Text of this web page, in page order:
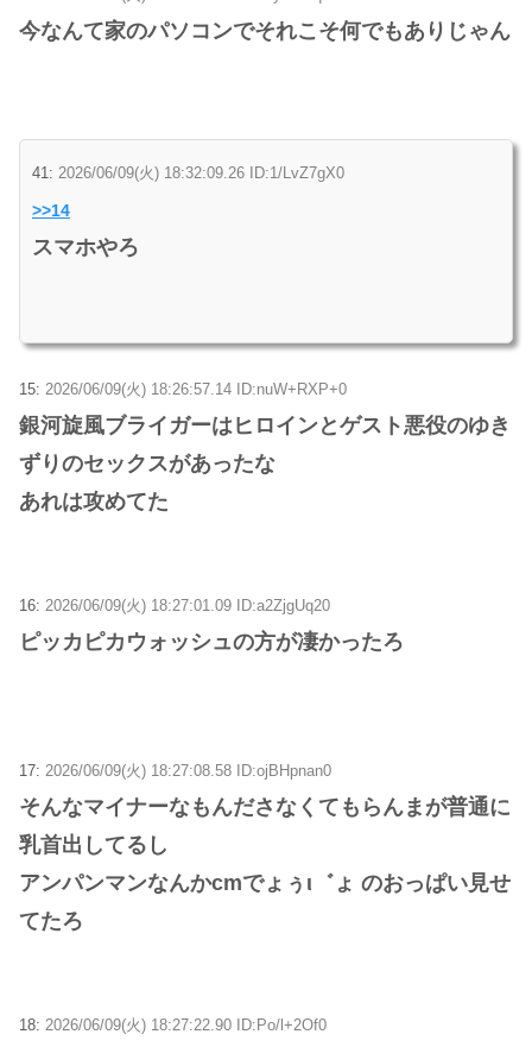
今なんて家のパソコンでそれこそ何でもありじゃん
41: 2026/06/09(火) 18:32:09.26 ID:1/LvZ7gX0
>>14
スマホやろ
15: 2026/06/09(火) 18:26:57.14 ID:nuW+RXP+0
銀河旋風ブライガーはヒロインとゲスト悪役のゆき
ずりのセックスがあったな
あれは攻めてた
16: 2026/06/09(火) 18:27:01.09 ID:a2ZjgUq20
ピッカピカウォッシュの方が凄かったろ
17: 2026/06/09(火) 18:27:08.58 ID:ojBHpnan0
そんなマイナーなもんださなくてもらんまが普通に
乳首出してるし
アンパンマンなんかcmでょぅι゛ょ のおっぱい見せ
てたろ
18: 2026/06/09(火) 18:27:22.90 ID:Po/l+2Of0